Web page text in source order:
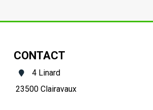
CONTACT
4 Linard
23500 Clairavaux